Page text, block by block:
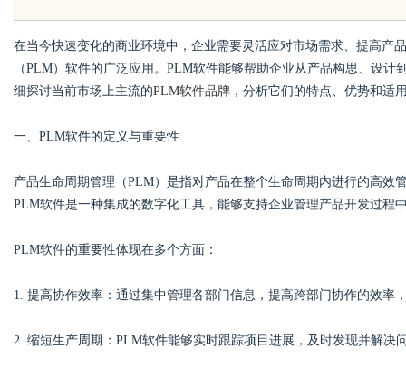
在当今快速变化的商业环境中，企业需要灵活应对市场需求、提高产
（PLM）软件的广泛应用。PLM软件能够帮助企业从产品构思、设
细探讨当前市场上主流的PLM软件品牌 ，分析它们的特点、优势和适
一、PLM软件的定义与重要性
产品生命周期管理（PLM）是指对产品在整个生命周期内进行的高效
PLM软件是一种集成的数字化工具，能够支持企业管理产品开发过程
PLM软件的重要性体现在多个方面：
1. 提高协作效率：通过集中管理各部门信息，提高跨部门协作的效率
2. 缩短生产周期：PLM软件能够实时跟踪项目进展，及时发现并解决